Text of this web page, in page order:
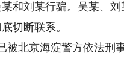
和刘某行骗。吴某、
切断联系。
北京海淀警方依法刑